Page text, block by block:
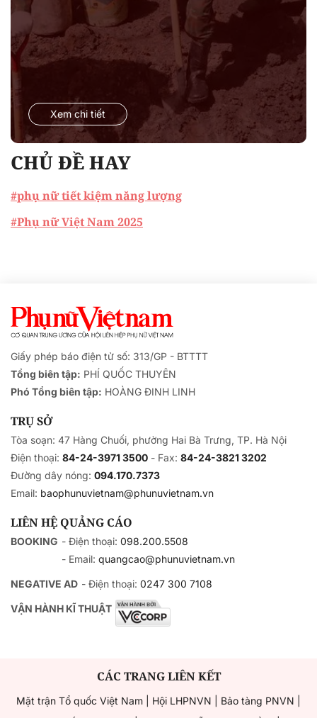
Xem chi tiết
CHỦ ĐỀ HAY
#phụ nữ tiết kiệm năng lượng
#Phụ nữ Việt Nam 2025
Giấy phép báo điện tử số: 313/GP - BTTTT
Tổng biên tập: PHÍ QUỐC THUYÊN
Phó Tổng biên tập: HOÀNG ĐINH LINH
TRỤ SỞ
Tòa soạn: 47 Hàng Chuối, phường Hai Bà Trưng, TP. Hà Nội
Điện thoại: 84-24-3971 3500 - Fax: 84-24-3821 3202
Đường dây nóng: 094.170.7373
Email: baophunuvietnam@phunuvietnam.vn
LIÊN HỆ QUẢNG CÁO
BOOKING - Điện thoại: 098.200.5508
- Email: quangcao@phunuvietnam.vn
NEGATIVE AD - Điện thoại: 0247 300 7108
VẬN HÀNH KĨ THUẬT
CÁC TRANG LIÊN KẾT
Mặt trận Tổ quốc Việt Nam Hội LHPNVN Bảo tàng PNVN